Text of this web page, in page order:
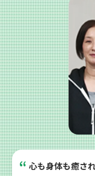
心も身体も癒さ